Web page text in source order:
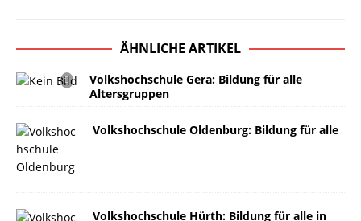
ÄHNLICHE ARTIKEL
Volkshochschule Gera: Bildung für alle
Altersgruppen
Volkshochschule Oldenburg: Bildung für alle
Volkshochschule Hürth: Bildung für alle in